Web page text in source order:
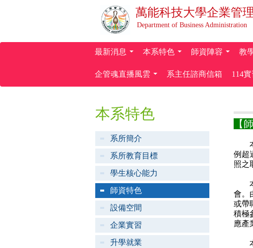
萬能科技大學企業管
Department of Business Administration
最新消息 本系特色 師資陣容 教
企管魂直播風雲
系主任諮商信箱 114
本系特色
系所簡介
系所教育目標
學生核心能力
師資特色
設備空間
企業實習
升學就業
【
本
例超
照之
本
會。
或帶
積極
應產
本